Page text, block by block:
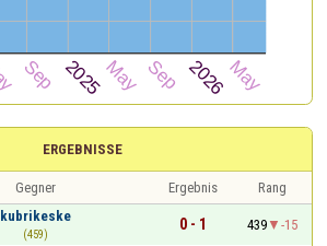
ERGEBNISSE
Gegner Ergebnis
Rang
kubrikeske
(459)
0 - 1 439
-15